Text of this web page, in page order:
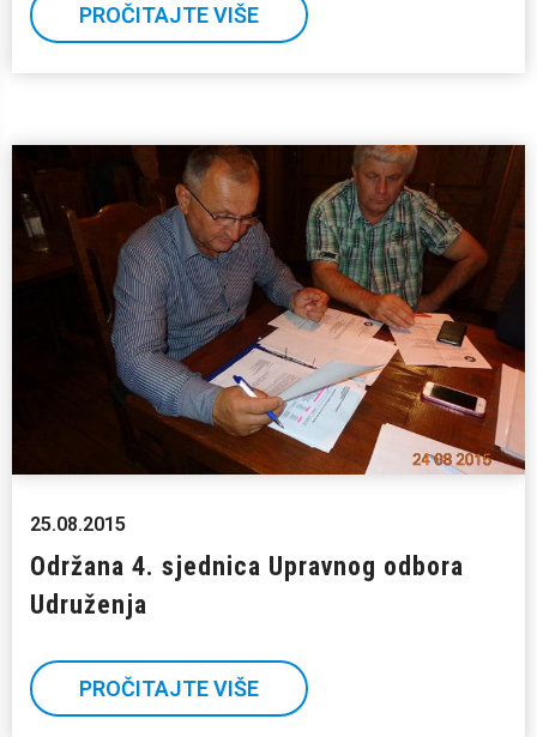
PROČITAJTE VIŠE
25.08.2015
Održana 4. sjednica Upravnog odbora
Udruženja
PROČITAJTE VIŠE